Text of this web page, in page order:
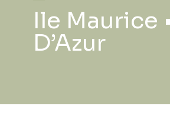
Ile Maurice
D’Azur